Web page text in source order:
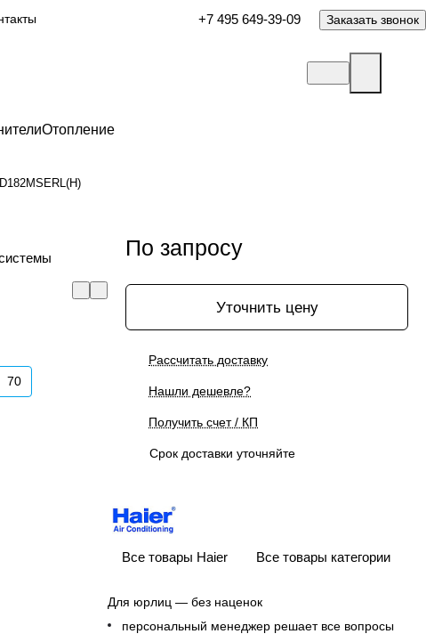
+7 495 649-39-09 Заказать звонок
Отопление
70
По запросу
Уточнить цену
Рассчитать доставку
Нашли дешевле?
Получить счет / КП
Срок доставки уточняйте
Все товары Haier Все товары категории
Для юрлиц — без наценок
персональный менеджер решает все вопросы